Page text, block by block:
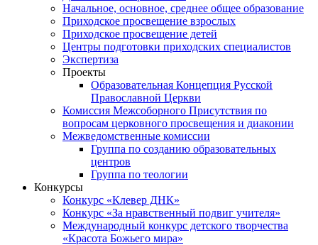
Начальное, основное, среднее общее образование
Приходское просвещение взрослых
Приходское просвещение детей
Центры подготовки приходских специалистов
Экспертиза
Проекты
Образовательная Концепция Русской
Православной Церкви
Комиссия Межсоборного Присутствия по
вопросам церковного просвещения и диаконии
Межведомственные комиссии
Группа по созданию образовательных
центров
Группа по теологии
Конкурсы
Конкурс «Клевер ДНК»
Конкурс «За нравственный подвиг учителя»
Международный конкурс детского творчества
«Красота Божьего мира»